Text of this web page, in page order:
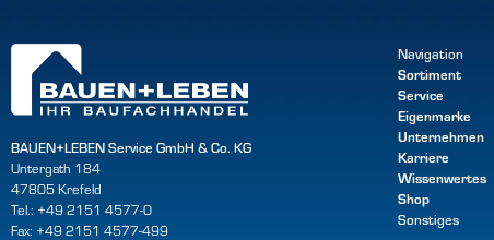
BAUEN+LEBEN Service GmbH & Co. KG
Untergath 184
47805 Krefeld
Tel.: +49 2151 4577-0
Fax: +49 2151 4577-499
Navigation
Sortiment
Service
Eigenmarke
Unternehmen
Karriere
Wissenwertes
Shop
Sonstiges